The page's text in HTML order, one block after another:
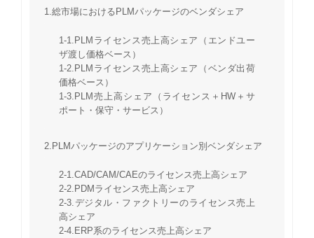
1.総市場におけるPLMパッケージのベンダシェア
1-1.PLMライセンス売上高シェア（エンドユー
ザ渡し価格ベース）
1-2.PLMライセンス売上高シェア（ベンダ出荷
価格ベース）
1-3.PLM売上高シェア（ライセンス＋HW＋サ
ポート・保守・サービス）
2.PLMパッケージのアプリケーション別ベンダシェア
2-1.CAD/CAM/CAEのライセンス売上高シェア
2-2.PDMライセンス売上高シェア
2-3.デジタル・ファクトリーのライセンス売上
高シェア
2-4.ERP系のライセンス売上高シェア